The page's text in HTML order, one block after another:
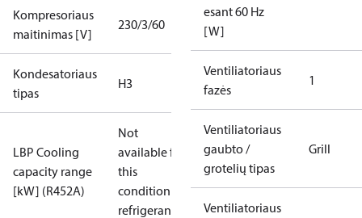
Kompresoriaus
maitinimas [V]
230/3/60
Kondesatoriaus
tipas
H3
LBP Cooling
capacity range
[kW] (R452A)
Not
available for
this
condition /
refrigerant
esant 60 Hz
[W]
Ventiliatoriaus
fazės
1
Ventiliatoriaus
gaubto /
grotelių tipas
Grill
Ventiliatoriaus